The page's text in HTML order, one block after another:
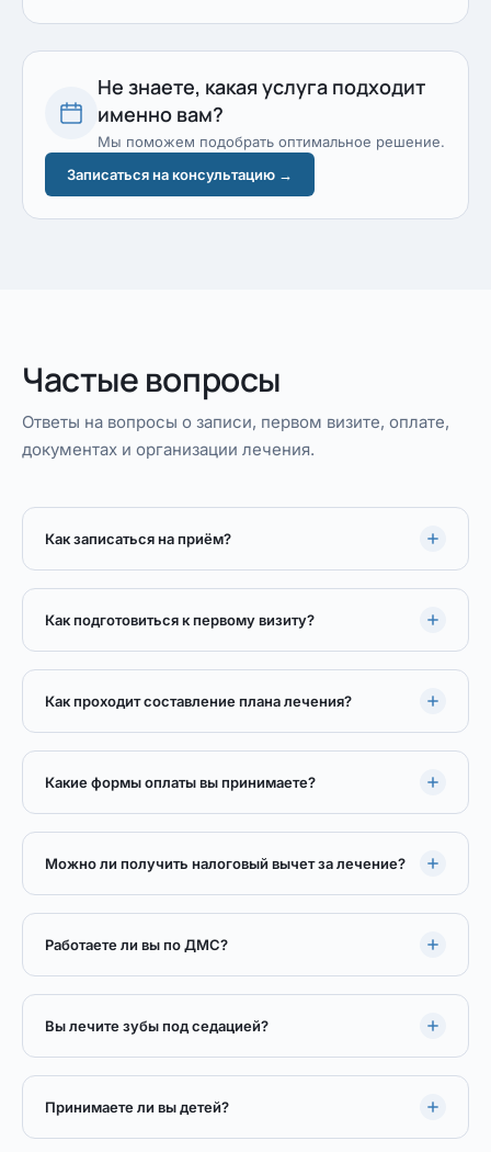
Не знаете, какая услуга подходит
именно вам?
Мы поможем подобрать оптимальное решение.
Записаться на консультацию →
Частые вопросы
Ответы на вопросы о записи, первом визите, оплате,
документах и организации лечения.
Как записаться на приём?
Как подготовиться к первому визиту?
Как проходит составление плана лечения?
Какие формы оплаты вы принимаете?
Можно ли получить налоговый вычет за лечение?
Работаете ли вы по ДМС?
Вы лечите зубы под седацией?
Принимаете ли вы детей?